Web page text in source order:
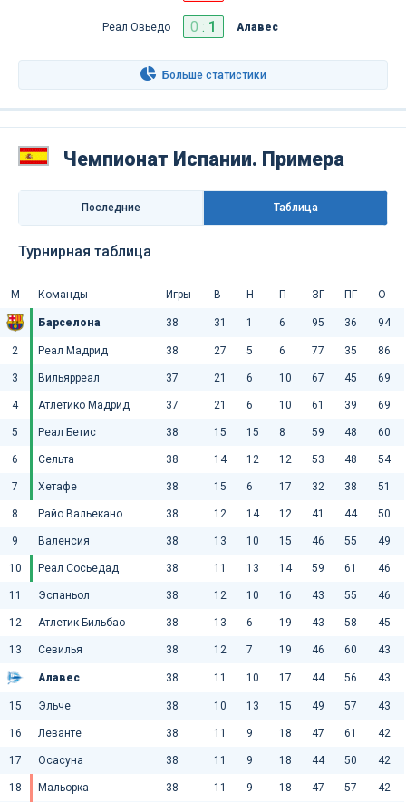
Реал Овьедо 0 : 1 Алавес
Больше статистики
Чемпионат Испании. Примера
Последниe Таблица
Турнирная таблица
М Команды Игры В Н П ЗГ ПГ О
Барселона 38 31 1 6 95 36 94
2 Реал Мадрид 38 27 5 6 77 35 86
3 Вильярреал 37 21 6 10 67 45 69
4 Атлетико Мадрид 37 21 6 10 61 39 69
5 Реал Бетис 38 15 15 8 59 48 60
6 Сельта 38 14 12 12 53 48 54
7 Хетафе 38 15 6 17 32 38 51
8 Райо Вальекано 38 12 14 12 41 44 50
9 Валенсия 38 13 10 15 46 55 49
10 Реал Сосьедад 38 11 13 14 59 61 46
11 Эспаньол 38 12 10 16 43 55 46
12 Атлетик Бильбао 38 13 6 19 43 58 45
13 Севилья 38 12 7 19 46 60 43
Алавес 38 11 10 17 44 56 43
15 Эльче 38 10 13 15 49 57 43
16 Леванте 38 11 9 18 47 61 42
17 Осасуна 38 11 9 18 44 50 42
18 Мальорка 38 11 9 18 47 57 42